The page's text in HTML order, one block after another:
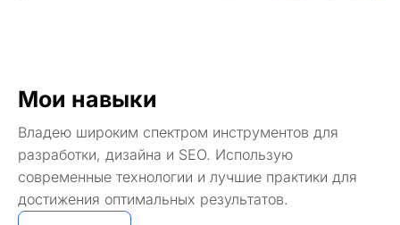
Мои навыки
Владею широким спектром инструментов для
разработки, дизайна и SEO. Использую
современные технологии и лучшие практики для
достижения оптимальных результатов.